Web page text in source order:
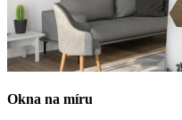
Okna na míru